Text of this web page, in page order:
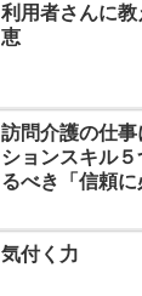
利用者さんに
恵
訪問介護の仕
ションスキル
るべき「信頼
気付く力